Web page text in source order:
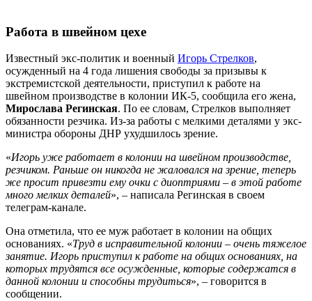
Работа в швейном цехе
Известный экс-политик и военный Игорь Стрелков,
осужденный на 4 года лишения свободы за призывы к
экстремистской деятельности, приступил к работе на
швейном производстве в колонии ИК-5, сообщила его жена,
Мирослава Регинская. По ее словам, Стрелков выполняет
обязанности резчика. Из-за работы с мелкими деталями у экс-
министра обороны ДНР ухудшилось зрение.
«Игорь уже работает в колонии на швейном производстве,
резчиком. Раньше он никогда не жаловался на зрение, теперь
же просит привезти ему очки с диоптриями – в этой работе
много мелких деталей», – написала Регинская в своем
телеграм-канале.
Она отметила, что ее муж работает в колонии на общих
основаниях. «Труд в исправительной колонии – очень тяжелое
занятие. Игорь приступил к работе на общих основаниях, на
которых трудятся все осужденные, которые содержатся в
данной колонии и способны трудиться», – говорится в
сообщении.